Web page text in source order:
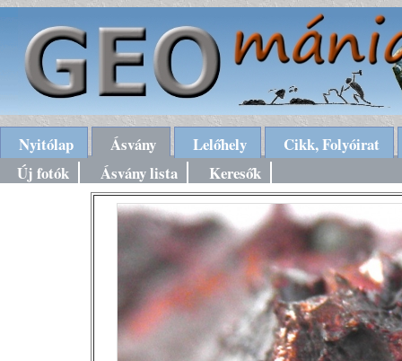
Nyitólap Ásvány Lelőhely
Cikk, Folyóirat
Új fotók
Ásvány lista Keresők